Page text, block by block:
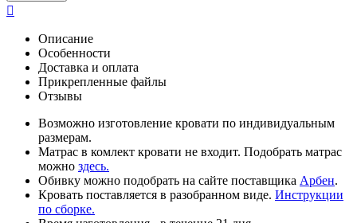

Описание
Особенности
Доставка и оплата
Прикрепленные файлы
Отзывы
Возможно изготовление кровати по индивидуальным
размерам.
Матрас в комлект кровати не входит. Подобрать матрас
можно здесь.
Обивку можно подобрать на сайте поставщика Арбен.
Кровать поставляется в разобранном виде. Инструкции
по сборке.